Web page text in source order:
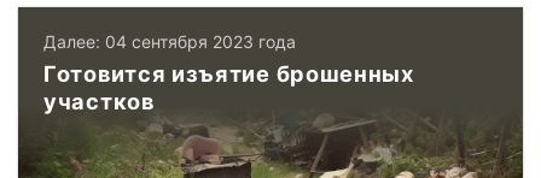
Далее: 04 сентября 2023 года
Готовится изъятие брошенных
участков